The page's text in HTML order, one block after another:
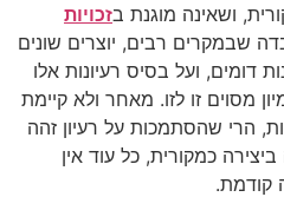
ושאינה מוגנת בזכויות
שבמקרים רבים, יוצרים שונים
דומים, ועל בסיס רעיונות אלו
מסוים זו לזו. מאחר ולא קיימת
הרי שהסתמכות על רעיון זהה
כמקורית, כל עוד אין
קודמת.